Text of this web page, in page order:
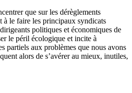
que sur les dérèglements
à le faire les principaux syndicats
politiques et économiques de
le péril écologique et incite à
partiels aux problèmes que nous avons
alors de s’avérer au mieux, inutiles,